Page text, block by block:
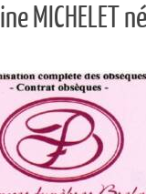
MICHELET